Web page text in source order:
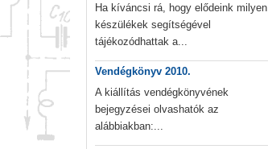
Ha kíváncsi rá, hogy elődeink milyen
készülékek segítségével
tájékozódhattak a...
Vendégkönyv 2010.
A kiállítás vendégkönyvének
bejegyzései olvashatók az
alábbiakban:...